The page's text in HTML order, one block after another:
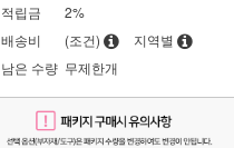
적립금
2%
배송비
(조건)
지역별
남은 수량 무제한개